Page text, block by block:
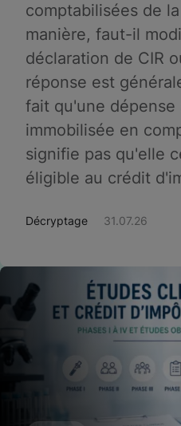
comptabilisées de
manière, faut-il
déclaration de CIR
réponse est
fait qu'une dépense
immobilisée en
signifie pas qu'elle
éligible au crédit
Décryptage 31.07.26